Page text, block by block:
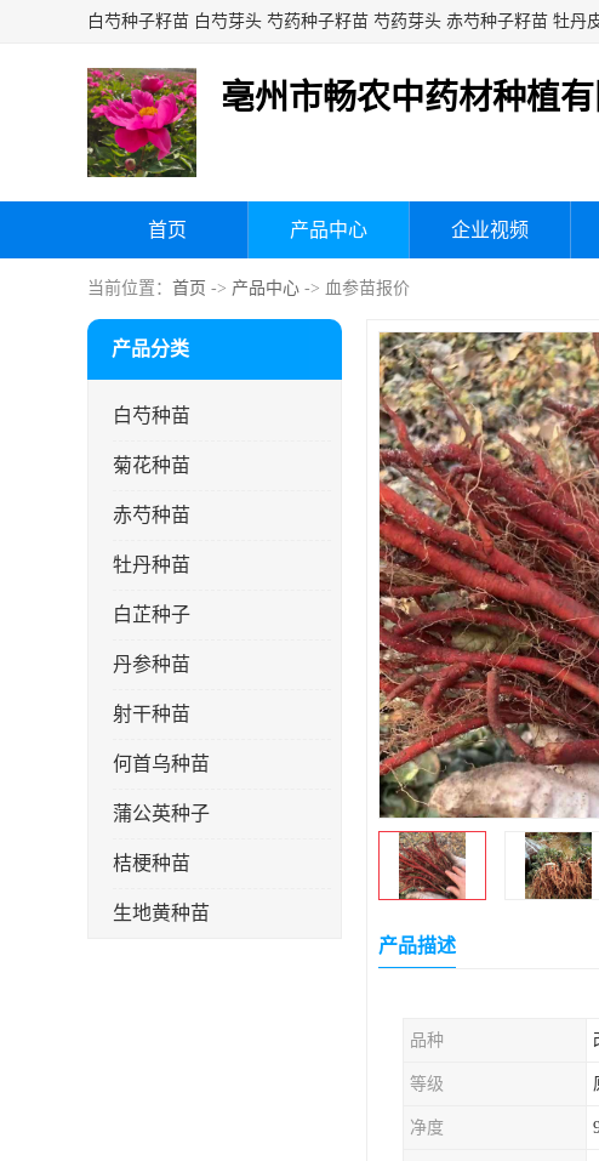
亳州市畅农中药材种植有
首页 产品中心 企业视频
当前位置： 首页 -> 产品中心 -> 血参苗报价
产品分类
白芍种苗
菊花种苗
赤芍种苗
牡丹种苗
白芷种子
丹参种苗
射干种苗
何首乌种苗
蒲公英种子
桔梗种苗
生地黄种苗
产品描述
品种
等级
净度